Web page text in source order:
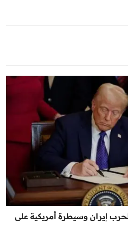
إيران وسيطرة أمريكية على